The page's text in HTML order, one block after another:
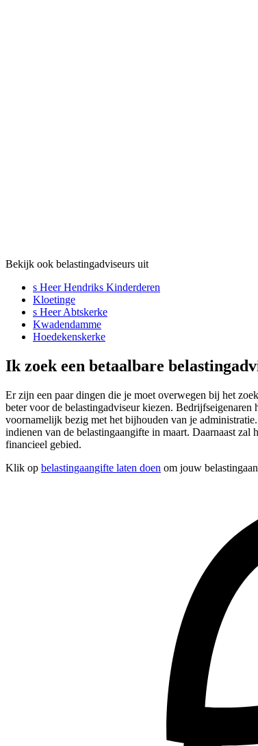
Bekijk ook belastingadviseurs uit
s Heer Hendriks Kinderderen
Kloetinge
s Heer Abtskerke
Kwadendamme
Hoedekenskerke
Ik zoek een betaalbare
Er zijn een paar dingen die je moet overwegen bij het
beter voor de belastingadviseur kiezen.
voornamelijk bezig met het bijhouden van je
indienen van de belastingaangifte in maart. Daarnaast
financieel gebied.
Klik op belastingaangifte laten doen om jouw